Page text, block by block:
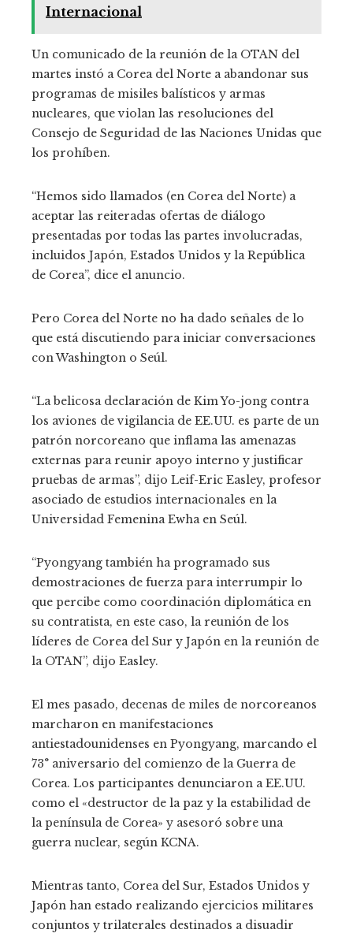
Internacional
Un comunicado de la reunión de la OTAN del
martes instó a Corea del Norte a abandonar sus
programas de misiles balísticos y armas
nucleares, que violan las resoluciones del
Consejo de Seguridad de las Naciones Unidas que
los prohíben.
“Hemos sido llamados (en Corea del Norte) a
aceptar las reiteradas ofertas de diálogo
presentadas por todas las partes involucradas,
incluidos Japón, Estados Unidos y la República
de Corea”, dice el anuncio.
Pero Corea del Norte no ha dado señales de lo
que está discutiendo para iniciar conversaciones
con Washington o Seúl.
“La belicosa declaración de Kim Yo-jong contra
los aviones de vigilancia de EE.UU. es parte de un
patrón norcoreano que inflama las amenazas
externas para reunir apoyo interno y justificar
pruebas de armas”, dijo Leif-Eric Easley, profesor
asociado de estudios internacionales en la
Universidad Femenina Ewha en Seúl.
“Pyongyang también ha programado sus
demostraciones de fuerza para interrumpir lo
que percibe como coordinación diplomática en
su contratista, en este caso, la reunión de los
líderes de Corea del Sur y Japón en la reunión de
la OTAN”, dijo Easley.
El mes pasado, decenas de miles de norcoreanos
marcharon en manifestaciones
antiestadounidenses en Pyongyang, marcando el
73° aniversario del comienzo de la Guerra de
Corea. Los participantes denunciaron a EE.UU.
como el «destructor de la paz y la estabilidad de
la península de Corea» y asesoró sobre una
guerra nuclear, según KCNA.
Mientras tanto, Corea del Sur, Estados Unidos y
Japón han estado realizando ejercicios militares
conjuntos y trilaterales destinados a disuadir